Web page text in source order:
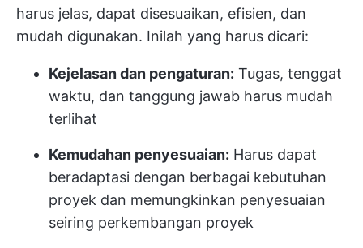
harus jelas, dapat disesuaikan, efisien, dan
mudah digunakan. Inilah yang harus dicari:
Kejelasan dan pengaturan: Tugas, tenggat
waktu, dan tanggung jawab harus mudah
terlihat
Kemudahan penyesuaian: Harus dapat
beradaptasi dengan berbagai kebutuhan
proyek dan memungkinkan penyesuaian
seiring perkembangan proyek